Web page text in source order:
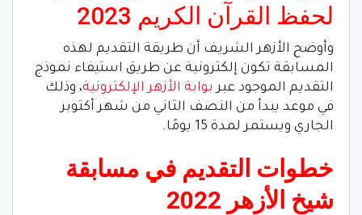
لحفظ القرآن الكريم 2023
وأوضح الأزهر الشريف أن طريقة التقديم لهذه
المسابقة تكون إلكترونية عن طريق استيفاء نموذج
التقديم الموجود عبر بوابة الأزهر الإلكترونية، وذلك
في موعد يبدأ من النصف الثاني من شهر أكتوبر
الجاري ويستمر لمدة 15 يومًا.
خطوات التقديم في مسابقة
شيخ الأزهر 2022